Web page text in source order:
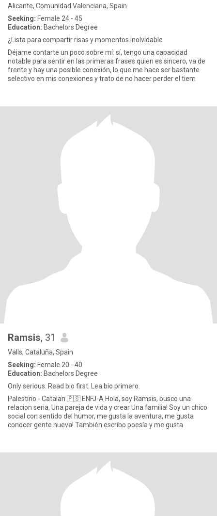
Alicante, Comunidad Valenciana, Spain
Seeking: Female 24 - 45
Education: Bachelors Degree
¿Lista para compartir risas y momentos inolvidable
Déjame contarte un poco sobre mí: sí, tengo una capacidad
notable para sentir en las primeras frases quien es sincero, va de
frente y hay una posible conexión, lo que me hace ser bastante
selectivo en mis conexiones y trato de no hacer perder el tiem
Ramsis, 31
Valls, Cataluña, Spain
Seeking: Female 20 - 40
Education: Bachelors Degree
Only serious. Read bio first. Lea bio primero.
Palestino - Catalan 🇵🇸 ENFJ-A Hola, soy Ramsis, busco una
relacion seria, Una pareja de vida y crear Una familia! Soy un chico
social con sentido del humor, me gusta la aventura, me gusta
conocer gente nueva! También escribo poesía y me gusta